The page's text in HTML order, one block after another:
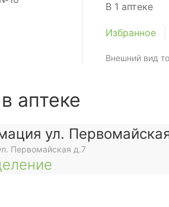
В 1 аптеке
Избранное
Внешний вид
аптеке
ул.
Первомайская д.7